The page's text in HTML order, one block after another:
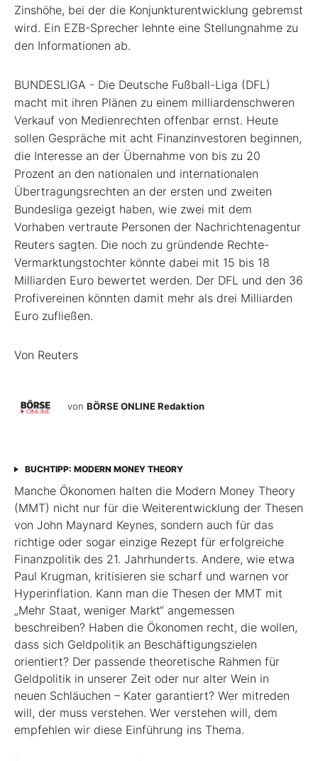
Zinshöhe, bei der die Konjunkturentwicklung gebremst
wird. Ein EZB-Sprecher lehnte eine Stellungnahme zu
den Informationen ab.
BUNDESLIGA - Die Deutsche Fußball-Liga (DFL)
macht mit ihren Plänen zu einem milliardenschweren
Verkauf von Medienrechten offenbar ernst. Heute
sollen Gespräche mit acht Finanzinvestoren beginnen,
die Interesse an der Übernahme von bis zu 20
Prozent an den nationalen und internationalen
Übertragungsrechten an der ersten und zweiten
Bundesliga gezeigt haben, wie zwei mit dem
Vorhaben vertraute Personen der Nachrichtenagentur
Reuters sagten. Die noch zu gründende Rechte-
Vermarktungstochter könnte dabei mit 15 bis 18
Milliarden Euro bewertet werden. Der DFL und den 36
Profivereinen könnten damit mehr als drei Milliarden
Euro zufließen.
Von Reuters
von BÖRSE ONLINE Redaktion
BUCHTIPP: MODERN MONEY THEORY
Manche Ökonomen halten die Modern Money Theory
(MMT) nicht nur für die Weiterentwicklung der Thesen
von John Maynard Keynes, sondern auch für das
richtige oder sogar einzige Rezept für erfolgreiche
Finanzpolitik des 21. Jahrhunderts. Andere, wie etwa
Paul Krugman, kritisieren sie scharf und warnen vor
Hyperinflation. Kann man die Thesen der MMT mit
„Mehr Staat, weniger Markt“ angemessen
beschreiben? Haben die Ökonomen recht, die wollen,
dass sich Geldpolitik an Beschäftigungszielen
orientiert? Der passende theoretische Rahmen für
Geldpolitik in unserer Zeit oder nur alter Wein in
neuen Schläuchen – Kater garantiert? Wer mitreden
will, der muss verstehen. Wer verstehen will, dem
empfehlen wir diese Einführung ins Thema.